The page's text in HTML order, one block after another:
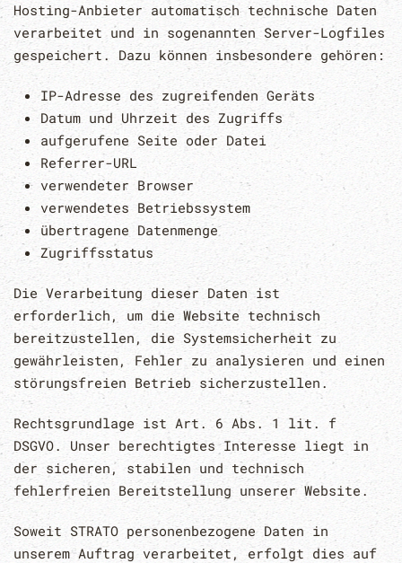
Hosting-Anbieter automatisch technische Daten
verarbeitet und in sogenannten Server-Logfiles
gespeichert. Dazu können insbesondere gehören:
IP-Adresse des zugreifenden Geräts
Datum und Uhrzeit des Zugriffs
aufgerufene Seite oder Datei
Referrer-URL
verwendeter Browser
verwendetes Betriebssystem
übertragene Datenmenge
Zugriffsstatus
Die Verarbeitung dieser Daten ist
erforderlich, um die Website technisch
bereitzustellen, die Systemsicherheit zu
gewährleisten, Fehler zu analysieren und einen
störungsfreien Betrieb sicherzustellen.
Rechtsgrundlage ist Art. 6 Abs. 1 lit. f
DSGVO. Unser berechtigtes Interesse liegt in
der sicheren, stabilen und technisch
fehlerfreien Bereitstellung unserer Website.
Soweit STRATO personenbezogene Daten in
unserem Auftrag verarbeitet, erfolgt dies auf